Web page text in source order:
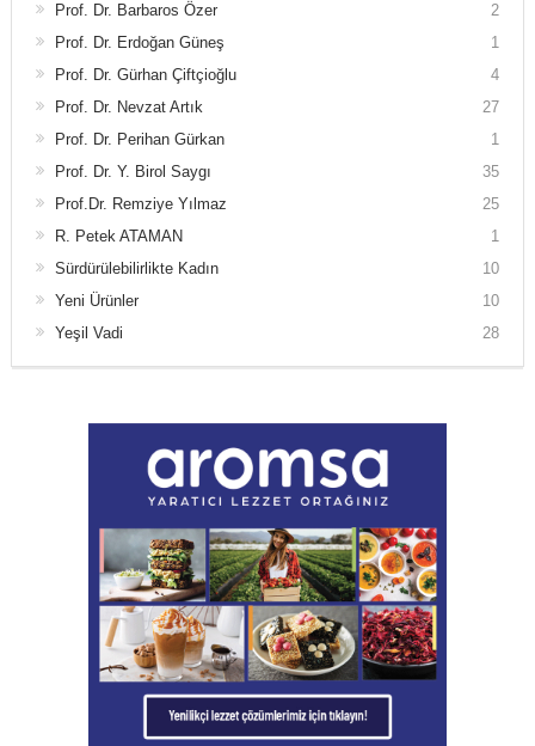
Prof. Dr. Barbaros Özer
2
Prof. Dr. Erdoğan Güneş
1
Prof. Dr. Gürhan Çiftçioğlu
4
Prof. Dr. Nevzat Artık
27
Prof. Dr. Perihan Gürkan
1
Prof. Dr. Y. Birol Saygı
35
Prof.Dr. Remziye Yılmaz
25
R. Petek ATAMAN
1
Sürdürülebilirlikte Kadın
10
Yeni Ürünler
10
Yeşil Vadi
28